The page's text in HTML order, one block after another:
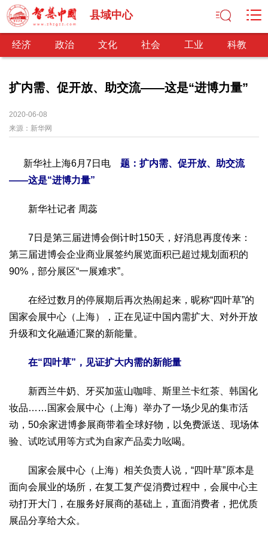
县域中心
经济 政治 文化 社会 工业 科教
经济
经济观察
网文推荐
文化
中华文化 核心价值 文化产业 文化事业
艺术百家
文化观察
智海钩沉
社会
社会治理 社会保障 城乡发展 民生建设
工业
装备制造 智能制造 制造2025 大国工匠
科技观察 创新前沿 智慧教育 职业教育
三农
智慧农业 智慧乡村 基层之声
国防
国防建设 军民融合 兵器装备 军营风采
国际
中国与世界 国际视点
扩内需、促开放、助交流——这是“进博力量”
2020-06-08
来源： 新华网
新华社上海6月7日电 题：扩内需、促开放、助交流
——这是“进博力量”
新华社记者 周蕊
7日是第三届进博会倒计时150天，好消息再度传来：
第三届进博会企业商业展签约展览面积已超过规划面积的
90%，部分展区“一展难求”。
在经过数月的停展期后再次热闹起来，昵称“四叶草”的
国家会展中心（上海），正在见证中国内需扩大、对外开放
升级和文化融通汇聚的新能量。
在“四叶草”，见证扩大内需的新能量
新西兰牛奶、牙买加蓝山咖啡、斯里兰卡红茶、韩国化
妆品……国家会展中心（上海）举办了一场少见的集市活
动，50余家进博参展商带着全球好物，以免费派送、现场体
验、试吃试用等方式为自家产品卖力吆喝。
国家会展中心（上海）相关负责人说，“四叶草”原本是
面向会展业的场所，在复工复产促消费过程中，会展中心主
动打开大门，在服务好展商的基础上，直面消费者，把优质
展品分享给大众。